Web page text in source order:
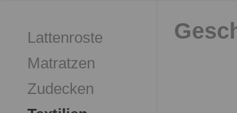
Lattenroste
Matratzen
Zudecken